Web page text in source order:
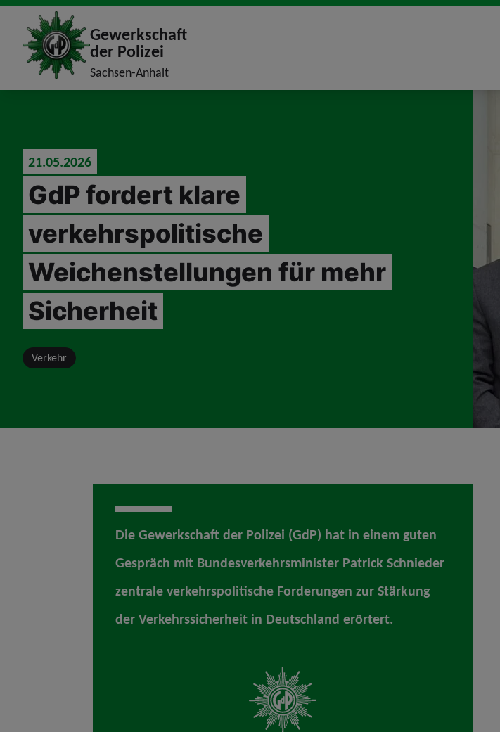
site_logo
Gewerkschaft
der Polizei
Sachsen-Anhalt
21.05.2026
GdP fordert klare
verkehrspolitische
Weichenstellungen für mehr
Sicherheit
Verkehr
Die Gewerkschaft der Polizei (GdP) hat in einem guten
Gespräch mit Bundesverkehrsminister Patrick Schnieder
zentrale verkehrspolitische Forderungen zur Stärkung
der Verkehrssicherheit in Deutschland erörtert.